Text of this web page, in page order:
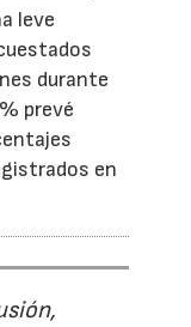
leve
durante
prevé
en